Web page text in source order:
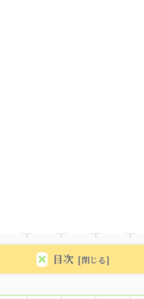
目次